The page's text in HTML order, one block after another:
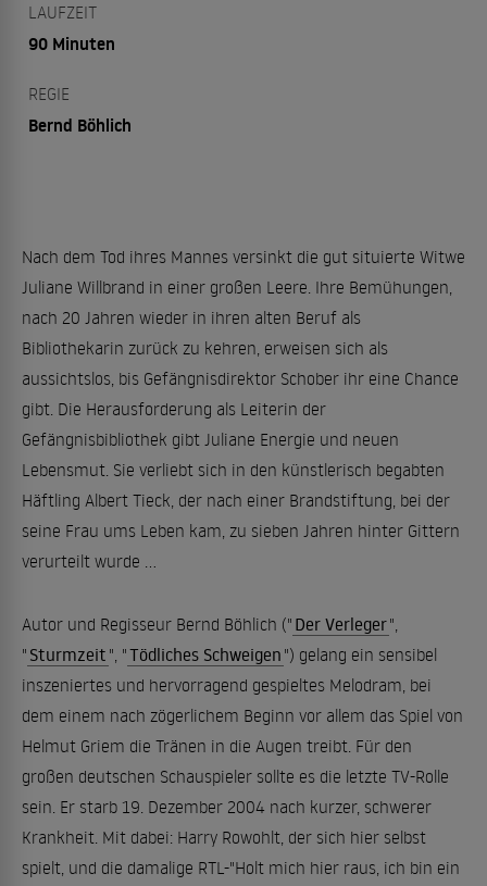
LAUFZEIT
90 Minuten
REGIE
Bernd Böhlich
Nach dem Tod ihres Mannes versinkt die gut situierte Witwe
Juliane Willbrand in einer großen Leere. Ihre Bemühungen,
nach 20 Jahren wieder in ihren alten Beruf als
Bibliothekarin zurück zu kehren, erweisen sich als
aussichtslos, bis Gefängnisdirektor Schober ihr eine Chance
gibt. Die Herausforderung als Leiterin der
Gefängnisbibliothek gibt Juliane Energie und neuen
Lebensmut. Sie verliebt sich in den künstlerisch begabten
Häftling Albert Tieck, der nach einer Brandstiftung, bei der
seine Frau ums Leben kam, zu sieben Jahren hinter Gittern
verurteilt wurde ...
Autor und Regisseur Bernd Böhlich (" Der Verleger",
" Sturmzeit ", "Tödliches Schweigen ") gelang ein sensibel
inszeniertes und hervorragend gespieltes Melodram, bei
dem einem nach zögerlichem Beginn vor allem das Spiel von
Helmut Griem die Tränen in die Augen treibt. Für den
großen deutschen Schauspieler sollte es die letzte TV-Rolle
sein. Er starb 19. Dezember 2004 nach kurzer, schwerer
Krankheit. Mit dabei: Harry Rowohlt, der sich hier selbst
spielt, und die damalige RTL-"Holt mich hier raus, ich bin ein